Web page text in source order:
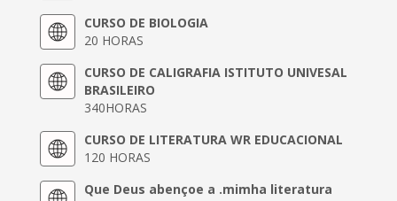
CURSO DE BIOLOGIA
20 HORAS
CURSO DE CALIGRAFIA ISTITUTO UNIVESAL
BRASILEIRO
340HORAS
CURSO DE LITERATURA WR EDUCACIONAL
120 HORAS
Que Deus abençoe a .mimha literatura